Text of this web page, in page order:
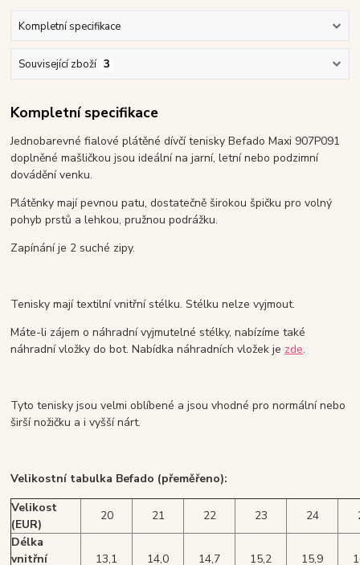
Kompletní specifikace
Související zboží 3
Kompletní specifikace
Jednobarevné fialové plátěné dívčí tenisky Befado Maxi 907P091
doplněné mašličkou jsou ideální na jarní, letní nebo podzimní
dovádění venku.
Plátěnky mají pevnou patu, dostatečně širokou špičku pro volný
pohyb prstů a lehkou, pružnou podrážku.
Zapínání je 2 suché zipy.
Tenisky mají textilní vnitřní stélku. Stélku nelze vyjmout.
Máte-li zájem o náhradní vyjmutelné stélky, nabízíme také
náhradní vložky do bot. Nabídka náhradních vložek je zde.
Tyto tenisky jsou velmi oblíbené a jsou vhodné pro normální nebo
širší nožičku a i vyšší nárt.
Velikostní tabulka Befado (přeměřeno):
Velikost
(EUR)
20 21 22 23 24
Délka
vnitřní
13,1 14,0 14,7 15,2 15,9